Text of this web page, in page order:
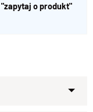
"zapytaj o produkt"